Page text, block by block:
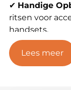
✔ Handige
ritsen voor
handsets.
✔Duurzaam
voorzien van
✔
Lees meer